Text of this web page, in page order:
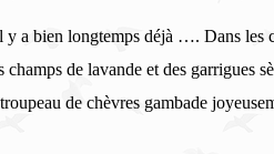
a bien longtemps déjà …. Dans les
de lavande et des garrigues
de chèvres gambade